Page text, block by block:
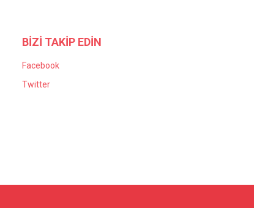
BİZİ TAKİP EDİN
Facebook
Twitter